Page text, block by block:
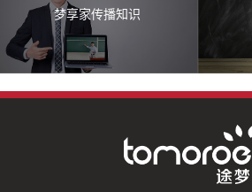
梦享家传播知识